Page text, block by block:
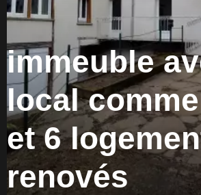
immeuble
local
et 6
renovés